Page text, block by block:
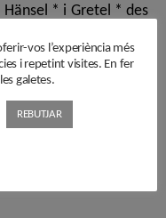
* i Gretel * des
Montse Ayats,
vos l’experiència més
i repetint visites. En fer
galetes.
REBUTJAR